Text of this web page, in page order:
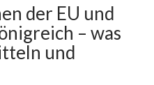
der EU und
– was
und